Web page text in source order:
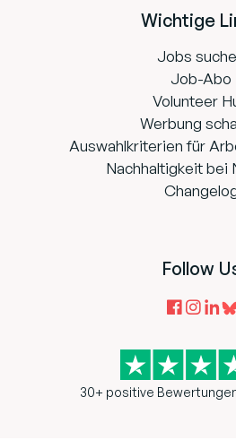
Wichtige
Jobs
Job-Abo
Volunteer
Werbung
Auswahlkriterien für
Nachhaltigkeit bei
Follow
30+ positive